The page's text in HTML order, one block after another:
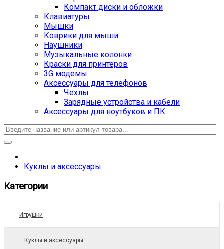
Компакт диски и обложки
Клавиатуры
Мышки
Коврики для мыши
Наушники
Музыкальные колонки
Краски для принтеров
3G модемы
Аксессуары для телефонов
Чехлы
Зарядные устройства и кабели
Аксессуары для ноутбуков и ПК
Куклы и аксессуары
Категории
Игрушки
Куклы и аксессуары